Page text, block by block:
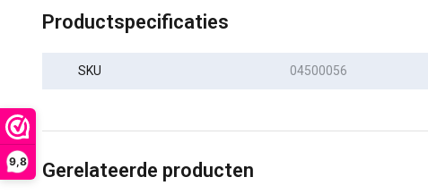
9,8
Productspecificaties
SKU 04500056
Gerelateerde producten